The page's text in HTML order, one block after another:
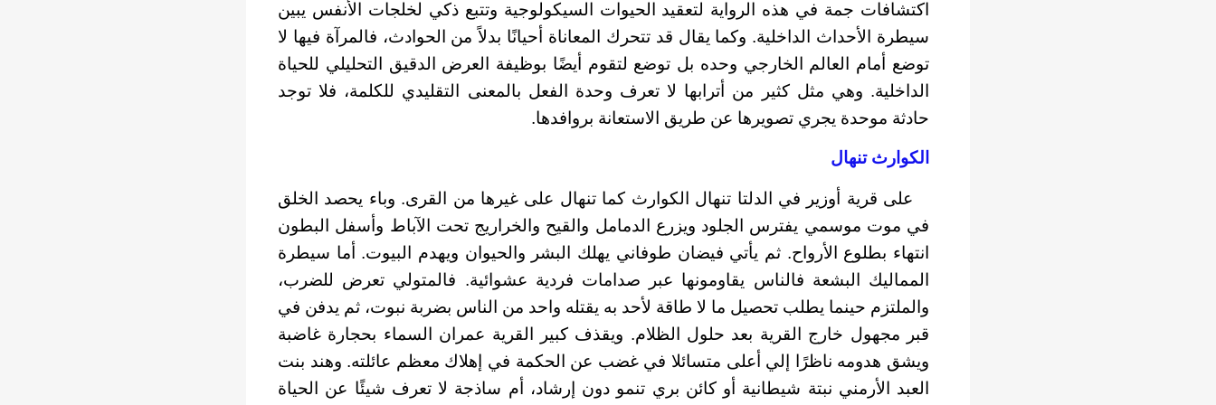
اكتشافات جمة في هذه الرواية لتعقيد الحيوات السيكولوجية وتتبع ذكي لخلجات الأنفس يبين
سيطرة الأحداث الداخلية. وكما يقال قد تتحرك المعاناة أحيانًا بدلاً من الحوادث، فالمرآة فيها لا
توضع أمام العالم الخارجي وحده بل توضع لتقوم أيضًا بوظيفة العرض الدقيق التحليلي للحياة
الداخلية. وهي مثل كثير من أترابها لا تعرف وحدة الفعل بالمعنى التقليدي للكلمة، فلا توجد
حادثة موحدة يجري تصويرها عن طريق الاستعانة بروافدها.
الكوارث تنهال
على قرية أوزير في الدلتا تنهال الكوارث كما تنهال على غيرها من القرى. وباء يحصد الخلق
في موت موسمي يفترس الجلود ويزرع الدمامل والقيح والخراريج تحت الآباط وأسفل البطون
انتهاء بطلوع الأرواح. ثم يأتي فيضان طوفاني يهلك البشر والحيوان ويهدم البيوت. أما سيطرة
المماليك البشعة فالناس يقاومونها عبر صدامات فردية عشوائية. فالمتولي تعرض للضرب،
والملتزم حينما يطلب تحصيل ما لا طاقة لأحد به يقتله واحد من الناس بضربة نبوت، ثم يدفن في
قبر مجهول خارج القرية بعد حلول الظلام. ويقذف كبير القرية عمران السماء بحجارة غاضبة
ويشق هدومه ناظرًا إلي أعلى متسائلا في غضب عن الحكمة في إهلاك معظم عائلته. وهند بنت
العبد الأرمني نبتة شيطانية أو كائن بري تنمو دون إرشاد، أم ساذجة لا تعرف شيئًا عن الحياة